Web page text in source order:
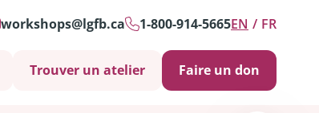
workshops@lgfb.ca 1-800-914-5665EN FR
Trouver un atelier Faire un don